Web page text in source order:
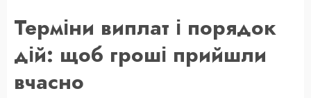
Терміни виплат і порядок
дій: щоб гроші прийшли
вчасно